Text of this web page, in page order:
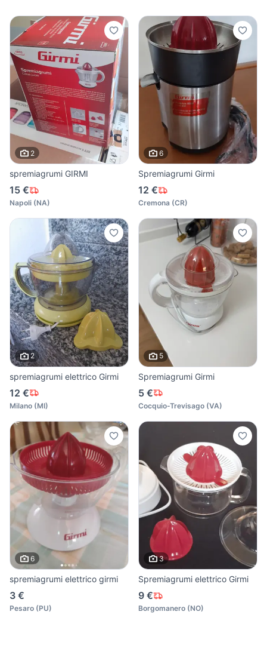
2
spremiagrumi GIRMI
15 €
Napoli (NA)
6
Spremiagrumi Girmi
12 €
Cremona (CR)
2
spremiagrumi elettrico Girmi
12 €
Milano (MI)
5
Spremiagrumi Girmi
5 €
Cocquio-Trevisago (VA)
6
spremiagrumi elettrico girmi
3 €
Pesaro (PU)
3
Spremiagrumi elettrico Girmi
9 €
Borgomanero (NO)